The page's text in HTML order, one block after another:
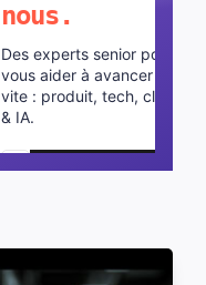
nous.
Des experts senior pour
vous aider à avancer plus
vite : produit, tech, cloud
& IA.
Planifier un appel